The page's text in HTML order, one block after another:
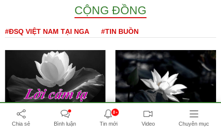
CỘNG ĐỒNG
#ĐSQ VIỆT NAM TẠI NGA #TIN BUỒN
Lời cảm tạ gia đình Trần
Tin buồn (30/7/2026)
Chia sẻ Bình luận
8+
Tin mới Video Chuyên mục